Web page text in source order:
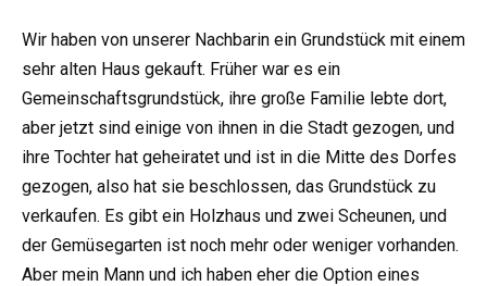
Wir haben von unserer Nachbarin ein Grundstück mit einem
sehr alten Haus gekauft. Früher war es ein
Gemeinschaftsgrundstück, ihre große Familie lebte dort,
aber jetzt sind einige von ihnen in die Stadt gezogen, und
ihre Tochter hat geheiratet und ist in die Mitte des Dorfes
gezogen, also hat sie beschlossen, das Grundstück zu
verkaufen. Es gibt ein Holzhaus und zwei Scheunen, und
der Gemüsegarten ist noch mehr oder weniger vorhanden.
Aber mein Mann und ich haben eher die Option eines